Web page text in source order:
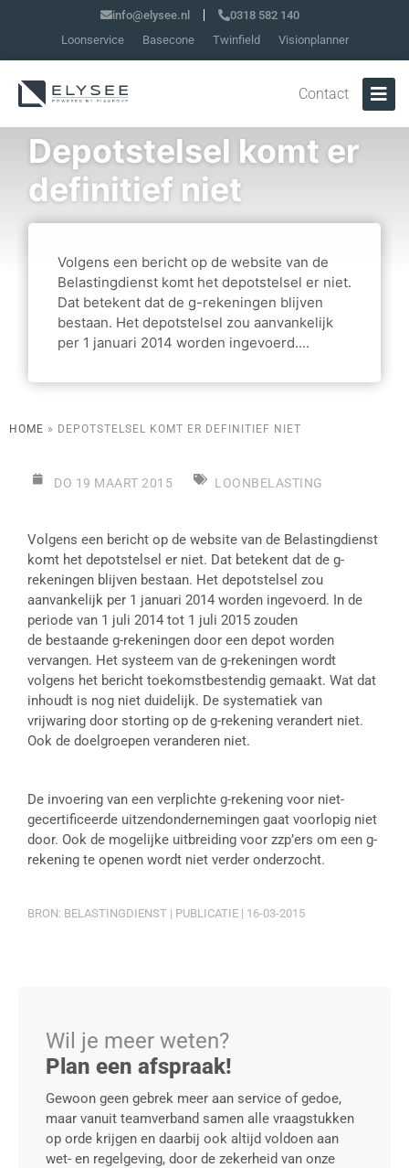
info@elysee.nl
0318 582 140
Loonservice
Basecone Twinfield Visionplanner
Contact
Depotstelsel komt er
definitief niet
Volgens een bericht op de website van de
Belastingdienst komt het depotstelsel er niet.
Dat betekent dat de g-rekeningen blijven
bestaan. Het depotstelsel zou aanvankelijk
per 1 januari 2014 worden ingevoerd....
HOME » DEPOTSTELSEL KOMT ER DEFINITIEF NIET
DO 19 MAART 2015 LOONBELASTING
Volgens een bericht op de website van de Belastingdienst
komt het depotstelsel er niet. Dat betekent dat de g-
rekeningen blijven bestaan. Het depotstelsel zou
aanvankelijk per 1 januari 2014 worden ingevoerd. In de
periode van 1 juli 2014 tot 1 juli 2015 zouden
de bestaande g-rekeningen door een depot worden
vervangen. Het systeem van de g-rekeningen wordt
volgens het bericht toekomstbestendig gemaakt. Wat dat
inhoudt is nog niet duidelijk. De systematiek van
vrijwaring door storting op de g-rekening verandert niet.
Ook de doelgroepen veranderen niet.
De invoering van een verplichte g-rekening voor niet-
gecertificeerde uitzendondernemingen gaat voorlopig niet
door. Ook de mogelijke uitbreiding voor zzp’ers om een g-
rekening te openen wordt niet verder onderzocht.
BRON: BELASTINGDIENST | PUBLICATIE | 16-03-2015
Wil je meer weten?
Plan een afspraak!
Gewoon geen gebrek meer aan service of gedoe,
maar vanuit teamverband samen alle vraagstukken
op orde krijgen en daarbij ook altijd voldoen aan
wet- en regelgeving, door de zekerheid van onze